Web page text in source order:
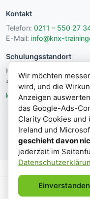
Kontakt
Telefon: 0211 – 550 27
E-Mail: info@knx-
Schulungsstandort
Hanns-Martin-Schleyer
41564 Kaarst
knx-trainingcenter.com
© 2026 CA
Impressum
Wir möchten
wird, und die
Anzeigen
das Google-Ads-
Clarity Cookies und
Ireland und
geschieht davon
jederzeit im
Einverstanden